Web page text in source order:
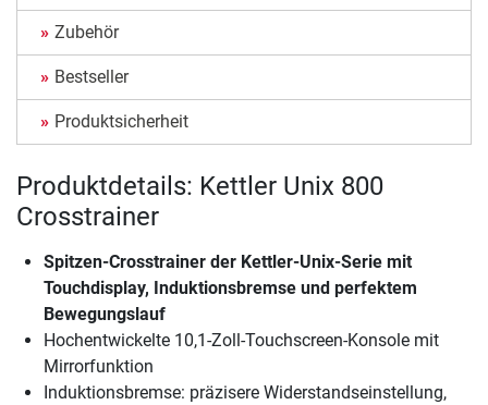
Zubehör
Bestseller
Produktsicherheit
Produktdetails: Kettler Unix 800
Crosstrainer
Spitzen-Crosstrainer der Kettler-Unix-Serie mit
Touchdisplay, Induktionsbremse und perfektem
Bewegungslauf
Hochentwickelte 10,1-Zoll-Touchscreen-Konsole mit
Mirrorfunktion
Induktionsbremse: präzisere Widerstandseinstellung,